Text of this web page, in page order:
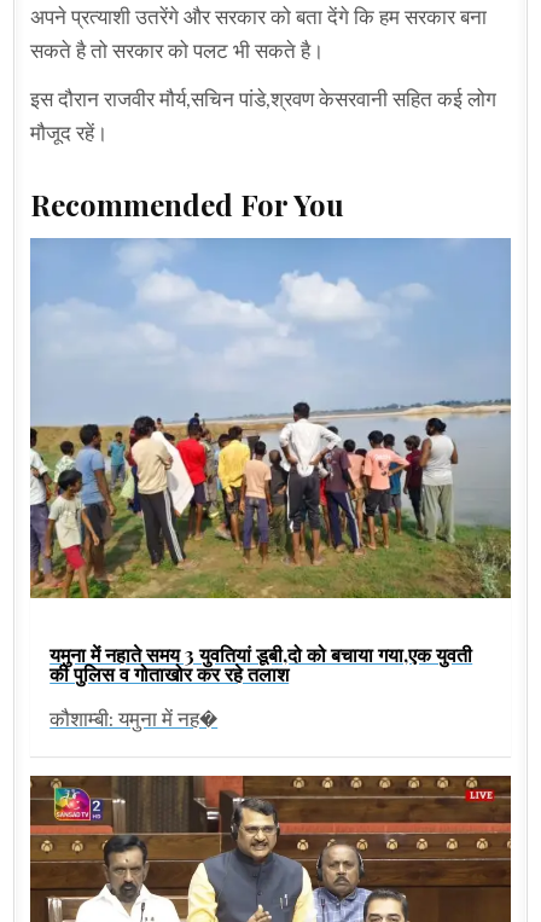
अपने प्रत्याशी उतरेंगे और सरकार को बता देंगे कि हम सरकार बना
सकते है तो सरकार को पलट भी सकते है।
इस दौरान राजवीर मौर्य,सचिन पांडे,श्रवण केसरवानी सहित कई लोग
मौजूद रहें।
Recommended For You
यमुना में नहाते समय 3 युवतियां डूबी,दो को बचाया गया,एक युवती
की पुलिस व गोताखोर कर रहे तलाश
कौशाम्बी: यमुना में नह�